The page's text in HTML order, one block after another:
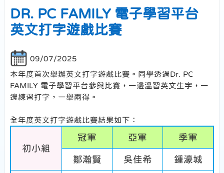
DR. PC FAMILY 電子學習平台
英文打字遊戲比賽
09/07/2025
本年度首次舉辦英文打字遊戲比賽。同學透過Dr. PC
FAMILY 電子學習平台參與比賽，一邊溫習英文生字，一
邊練習打字，一舉兩得。
全年度英文打字遊戲比賽結果如下：
初小組
冠軍 亞軍 季軍
鄒瀚賢 吳佳希 鍾濠城